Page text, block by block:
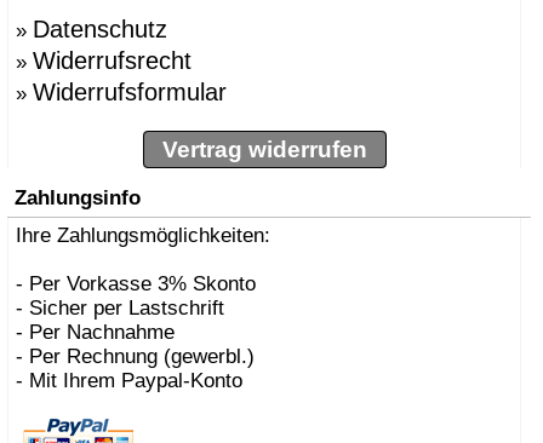
» Datenschutz
» Widerrufsrecht
» Widerrufsformular
Vertrag widerrufen
Zahlungsinfo
Ihre Zahlungsmöglichkeiten:
- Per Vorkasse 3% Skonto
- Sicher per Lastschrift
- Per Nachnahme
- Per Rechnung (gewerbl.)
- Mit Ihrem Paypal-Konto